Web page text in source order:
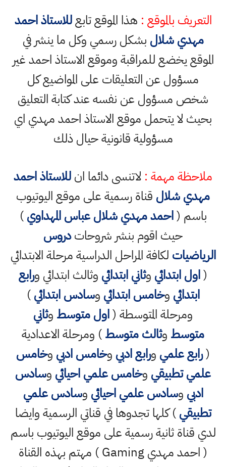
التعريف بالموقع : هذا الموقع تابعللاستاذ احمد
مهدي شلال بشكل رسمي وكل ما ينشر في
الموقع يخضع للمراقبة وموقع الاستاذ احمد غير
مسؤول عن التعليقات على المواضيع كل
شخص مسؤول عن نفسه عند كتابة التعليق
بحيث لا يتحمل موقع الاستاذ احمد مهدي اي
مسؤولية قانونية حيال ذلك
ملاحظة مهمة : لاتنسى دائما انللاستاذ احمد
مهدي شلال قناة رسمية على موقع اليوتيوب
باسم (احمد مهدي شلال عباس المهداوي)
حيث اقوم بنشر شروحاتدروس
الرياضيات لكافة المراحل الدراسية مرحلة الابتدائي
(اول ابتدائي وثاني ابتدائي وثالث ابتدائي ورابع
ابتدائي وخامس ابتدائي وسادس ابتدائي)
ومرحلة المتوسطة (اول متوسط وثاني
متوسط وثالث متوسط) ومرحلة الاعدادية
(رابع علمي ورابع ادبي وخامس ادبي وخامس
علمي تطبيقي وخامس علمي احيائي وسادس
ادبي وسادس علمي احيائي وسادس علمي
تطبيقي) كلها تجدوها في قناتي الرسمية وايضا
لدي قناة ثانية رسمية على موقع اليوتيوب باسم
( احمد مهدي Gaming ) مهتم بهذه القناة